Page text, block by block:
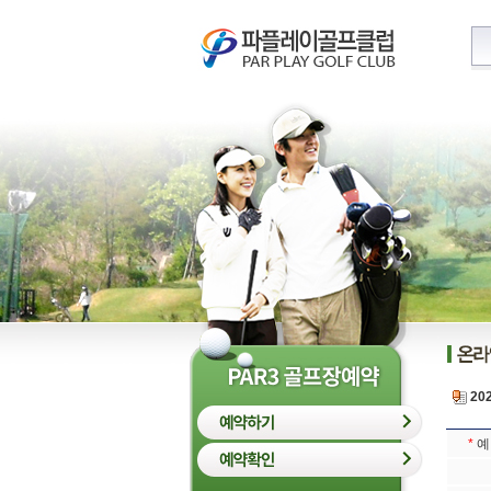
*